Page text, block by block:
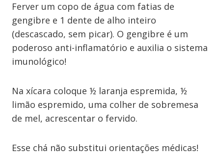
Ferver um copo de água com fatias de
gengibre e 1 dente de alho inteiro
(descascado, sem picar). O gengibre é um
poderoso anti-inflamatório e auxilia o sistema
imunológico!
Na xícara coloque ½ laranja espremida, ½
limão espremido, uma colher de sobremesa
de mel, acrescentar o fervido.
Esse chá não substitui orientações médicas!